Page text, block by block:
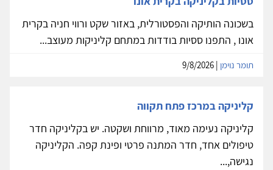
בשכונה הותיקה והפסטורלית, באזור שקט ורווי חניה בקרית
אונו , התפנו ססיות בודדות במתחם קליניקות מעוצב...
תומר נוימן
קליניקה במרכז פתח תקווה
קליניקה נעימה מאוד, מרווחת ושקטה. יש בקליניקה חדר
טיפולים אחד, חדר המתנה פרטי ופינת קפה. הקליניקה
נגישה,...